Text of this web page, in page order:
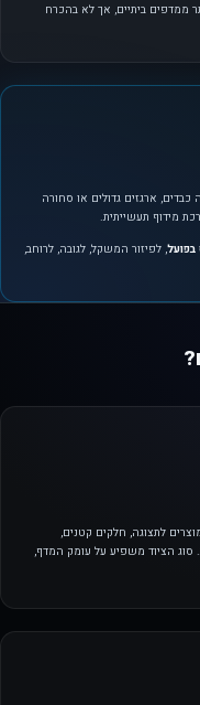
ממדפים ביתיים, אך לא בהכרח
ארגזים גדולים או סחורה
מידוף תעשייתית.
, לפיזור המשקל, לגובה, לרוחב,
לתצוגה, חלקים קטנים,
סוג הציוד משפיע על עומק המדף,